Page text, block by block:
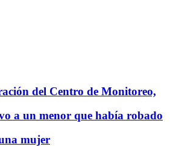
del Centro de Monitoreo,
a un menor que había robado
mujer